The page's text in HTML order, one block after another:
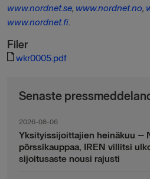
www.nordnet.se, www.nordnet.no,
www.nordnet.fi.
Filer
wkr0005.pdf
Senaste
2026-08-06
Yksityissijoittajien heinäkuu –
pörssikauppaa, IREN villitsi
sijoitusaste nousi rajusti